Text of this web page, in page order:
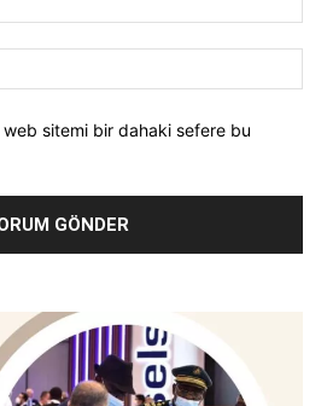
web sitemi bir dahaki sefere bu